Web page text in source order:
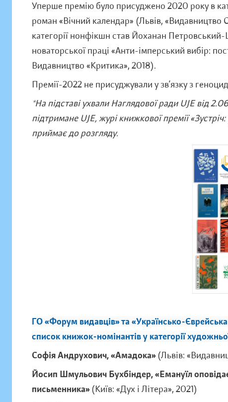
Уперше премію було присуджено 2020 року в
роман «Вічний календар» (Львів,
категорії нонфікшн став Йоханан
новаторської праці «Анти-імперський вибір:
Видавництво «Критика», 2018).
Премії-2022 не присуджували у зв’язку з
*На підставі ухвали Наглядової ради UJE від
підтримане UJE, журі книжкової премії
приймає до розгляду.
ГО «Форум видавців» та «Українсько-
список книжок-номінантів у категорії
Софія Андрухович, «Амадока»(Львів:
Йосип Шмульович Бухбіндер, «Емануїл
письменника»(Київ: «Дух і Літера», 2021)